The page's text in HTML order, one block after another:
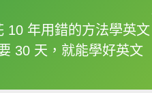
10 年用錯的方法學英文
30 天，就能學好英文
框選或點兩下字幕可